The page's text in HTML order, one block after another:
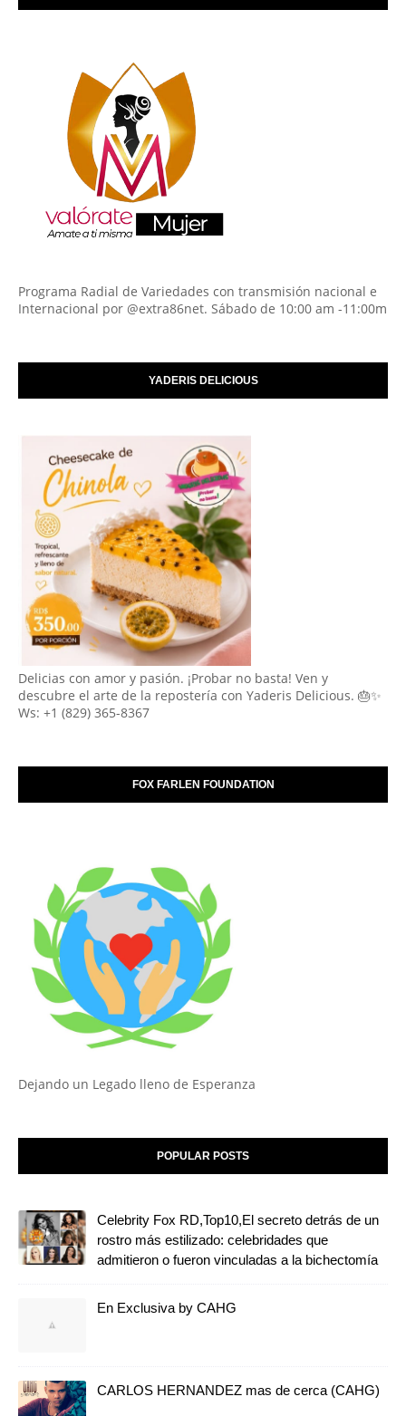
Programa Radial de Variedades con transmisión nacional e
Internacional por @extra86net. Sábado de 10:00 am -11:00m
YADERIS DELICIOUS
Delicias con amor y pasión. ¡Probar no basta! Ven y
descubre el arte de la repostería con Yaderis Delicious. 🎂✨
Ws: +1 (829) 365-8367
FOX FARLEN FOUNDATION
Dejando un Legado lleno de Esperanza
POPULAR POSTS
Celebrity Fox RD,Top10,El secreto detrás de un
rostro más estilizado: celebridades que
admitieron o fueron vinculadas a la bichectomía
En Exclusiva by CAHG
CARLOS HERNANDEZ mas de cerca (CAHG)